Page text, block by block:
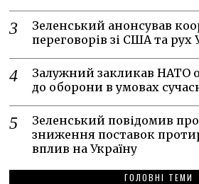
Зеленський анонсував
переговорів зі США та рух
Залужний закликав НАТО
до оборони в умовах
Зеленський повідомив
зниження поставок
вплив на Україну
ГОЛОВНІ ТЕМИ